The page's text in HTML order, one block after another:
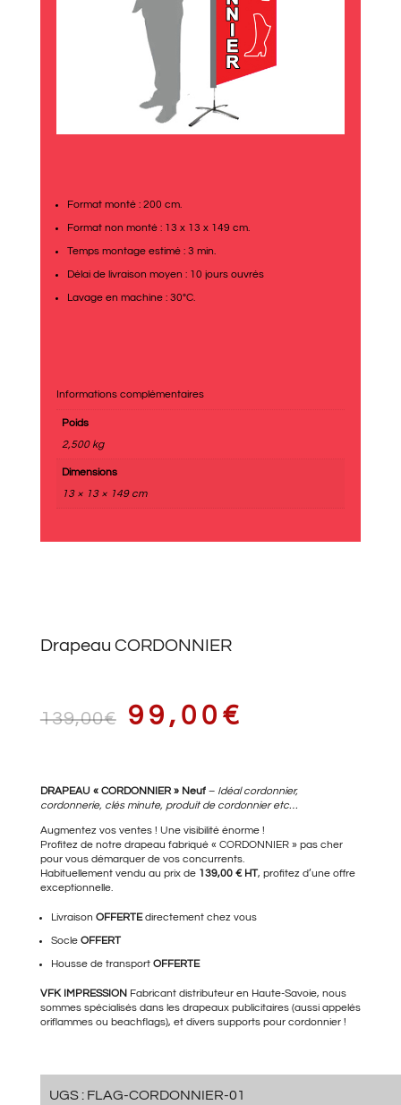
Format monté : 200 cm.
Format non monté : 13 x 13 x 149 cm.
Temps montage estimé : 3 min.
Délai de livraison moyen : 10 jours ouvrés
Lavage en machine : 30°C.
Informations complémentaires
Poids
2,500 kg
Dimensions
13 × 13 × 149 cm
Drapeau CORDONNIER
139,00€ LE
PRIX
INITIAL
139,00€.
99,00 €
PRIX
ACTUEL
99,00€.
DRAPEAU « CORDONNIER » Neuf–Idéal cordonnier,
cordonnerie, clés minute, produit de cordonnier etc…
Augmentez vos ventes ! Une visibilité énorme !
Profitez de notre drapeau fabriqué « CORDONNIER » pas cher
pour vous démarquer de vos concurrents.
Habituellement vendu au prix de 139,00 € HT, profitez d’une offre
exceptionnelle.
Livraison OFFERTEdirectement chez vous
Socle OFFERT
Housse de transport OFFERTE
VFK IMPRESSION Fabricant distributeur en Haute-Savoie, nous
sommes spécialisés dans les drapeaux publicitaires (aussi appelés
oriflammes ou beachflags), et divers supports pour cordonnier !
UGS : FLAG-CORDONNIER-01